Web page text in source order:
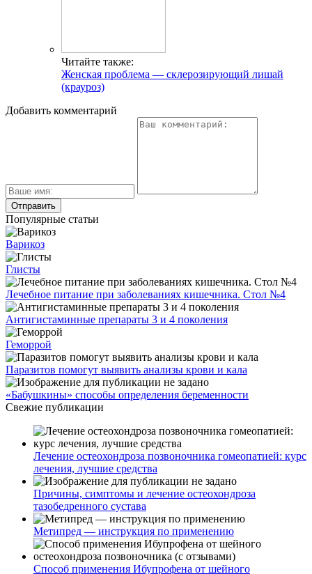
Читайте также:
Женская проблема — склерозирующий лишай
(крауроз)
Добавить комментарий
Популярные статьи
Варикоз
Глисты
Лечебное питание при заболеваниях кишечника. Стол №4
Антигистаминные препараты 3 и 4 поколения
Геморрой
Паразитов помогут выявить анализы крови и кала
«Бабушкины» способы определения беременности
Свежие публикации
Лечение остеохондроза позвоночника гомеопатией: курс
лечения, лучшие средства
Причины, симптомы и лечение остеохондроза
тазобедренного сустава
Метипред — инструкция по применению
Способ применения Ибупрофена от шейного